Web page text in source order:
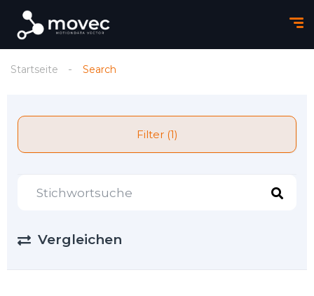
Startseite Search
Filter (1)
Vergleichen